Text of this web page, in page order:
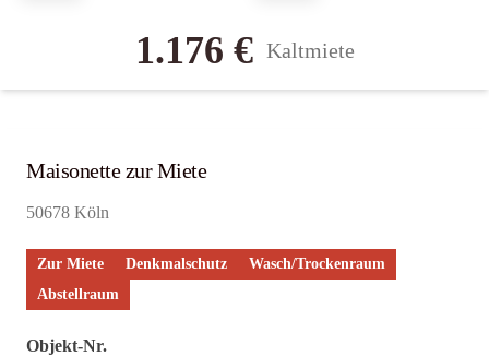
1.176 € Kaltmiete
Maisonette zur Miete
50678 Köln
Zur Miete Denkmalschutz
Wasch/Trockenraum
Abstellraum
Objekt-Nr.